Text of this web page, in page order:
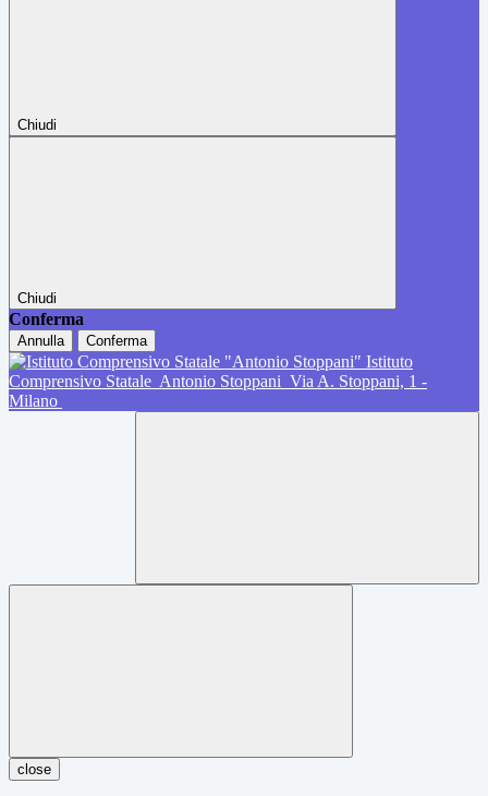
Chiudi
Chiudi
Conferma
Annulla Conferma
Istituto
Comprensivo Statale Antonio Stoppani Via A. Stoppani, 1 -
Milano
close